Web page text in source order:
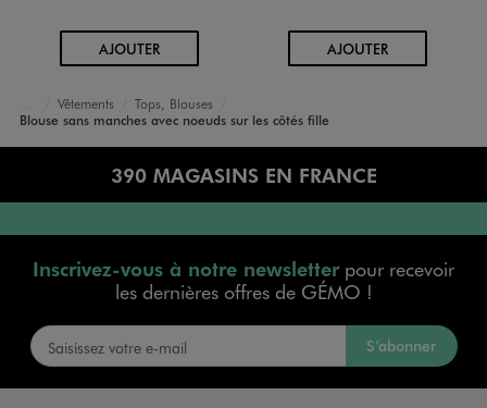
AJOUTERAU PANIER AJOUTERAU PANIER
Accueil
Fille
Vêtements
Tops, Blouses
Blouse sans manches avec noeuds sur les côtés fille
390 MAGASINS EN FRANCE
Inscrivez-vous à notre newsletterpour recevoir
les dernières offres de GÉMO !
S’abonner